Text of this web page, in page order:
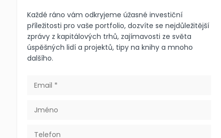
Každé ráno vám odkryjeme úžasné investiční
příležitosti pro vaše portfolio, dozvíte se nejdůležitější
zprávy z kapitálových trhů, zajímavosti ze světa
úspěšných lidí a projektů, tipy na knihy a mnoho
dalšího.